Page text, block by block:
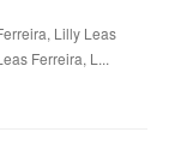
Lilly Leas
Ferreira, L...